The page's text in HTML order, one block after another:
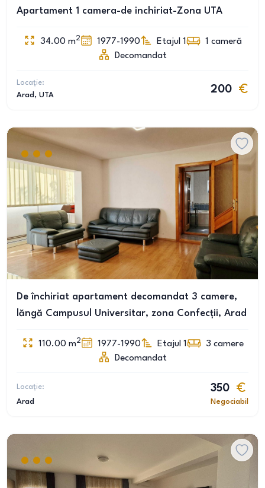
Apartament 1 camera-de inchiriat-Zona UTA
34.00 m2 1977-1990 Etajul 1 1 cameră
Decomandat
Locație:
Arad , UTA
200
De închiriat apartament decomandat 3 camere,
lăngă Campusul Universitar, zona Confecții, Arad
110.00 m2 1977-1990 Etajul 1 3 camere
Decomandat
Locație:
Arad
350
Negociabil